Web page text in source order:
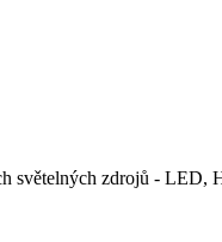
světelných zdrojů - LED,